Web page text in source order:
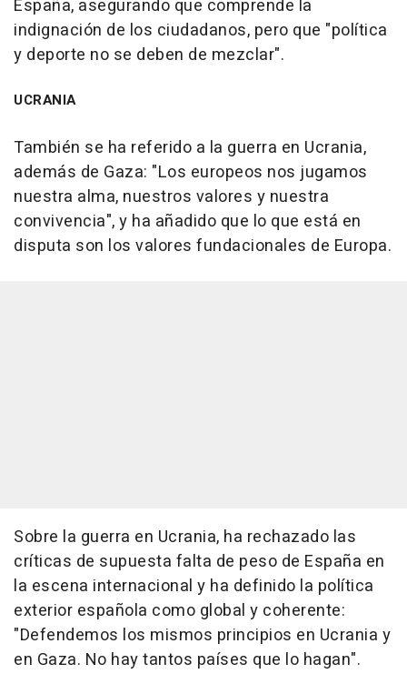
España, asegurando que comprende la
indignación de los ciudadanos, pero que "política
y deporte no se deben de mezclar".
UCRANIA
También se ha referido a la guerra en Ucrania,
además de Gaza: "Los europeos nos jugamos
nuestra alma, nuestros valores y nuestra
convivencia", y ha añadido que lo que está en
disputa son los valores fundacionales de Europa.
Sobre la guerra en Ucrania, ha rechazado las
críticas de supuesta falta de peso de España en
la escena internacional y ha definido la política
exterior española como global y coherente:
"Defendemos los mismos principios en Ucrania y
en Gaza. No hay tantos países que lo hagan".